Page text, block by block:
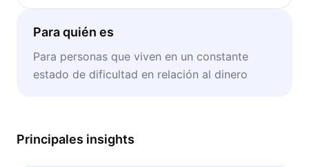
Para quién es
Para personas que viven en un constante
estado de dificultad en relación al dinero
Principales insights